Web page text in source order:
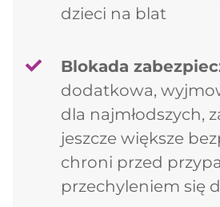
dzieci na blat
Blokada
dodatkowa,
dla najmłodszych,
jeszcze większe
chroni przed
przechyleniem się